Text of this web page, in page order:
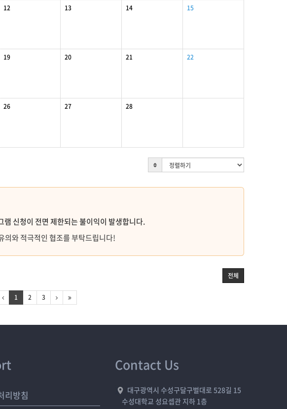
12 13 14 15
19 20 21 22
26 27 28
램 신청이 전면 제한되는 불이익이 발생합니다.
의와 적극적인 협조를 부탁드립니다!
전체
1 2 3
리방침
Contact Us
대구광역시 수성구달구벌대로 528길 15
수성대학교 성요셉관 지하 1층